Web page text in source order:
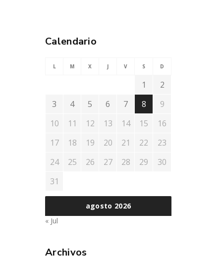
Calendario
agosto 2026
L M X J V S D
1
2
3
4 5 6 7 8
9
10
11 12 13 14 15
16
17
18 19 20 21 22
23
24
25 26 27 28 29
30
31
« Jul
Archivos